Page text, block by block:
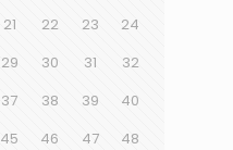
21 22 23
24
29 30 31
32
37 38 39
40
45 46 47
48